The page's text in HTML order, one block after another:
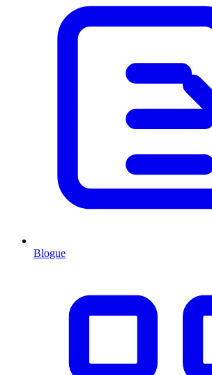
Blogue